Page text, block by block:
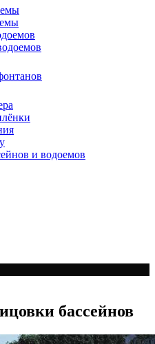
и водоемов
бассейнов